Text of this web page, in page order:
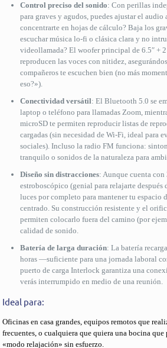
Control preciso del sonido: Con perillas
para graves y agudos, puedes ajustar el audio
concentrarte en hojas de cálculo? Baja los
escuchar música lo-fi o clásica clara y no
videollamada? El woofer principal de 6.5″ +
reproducen las voces con nitidez,
compañeros te escuchen bien (no más
eso?»).
Conectividad versátil: El Bluetooth 5.0 se
laptop o teléfono para llamadas Zoom,
microSD te permiten reproducir listas de
cargadas (sin necesidad de Wi-Fi, ideal para
sociales). Incluso la radio FM funciona:
tranquilo o sonidos de la naturaleza para
Diseño sin distracciones: Aunque cuenta
estroboscópico (genial para relajarte después
luces por completo para mantener tu espacio
centrado. Su construcción resistente y el
permiten colocarlo fuera del camino (por
calidad de sonido.
Batería de larga duración: La batería
horas —suficiente para una jornada laboral
puerto de carga Interlock garantiza una
verás interrumpido en medio de una reunión.
Ideal para:
Oficinas en casa grandes, equipos remotos que
frecuentes, o cualquiera que quiera una bocina que
«modo relajación» sin esfuerzo.